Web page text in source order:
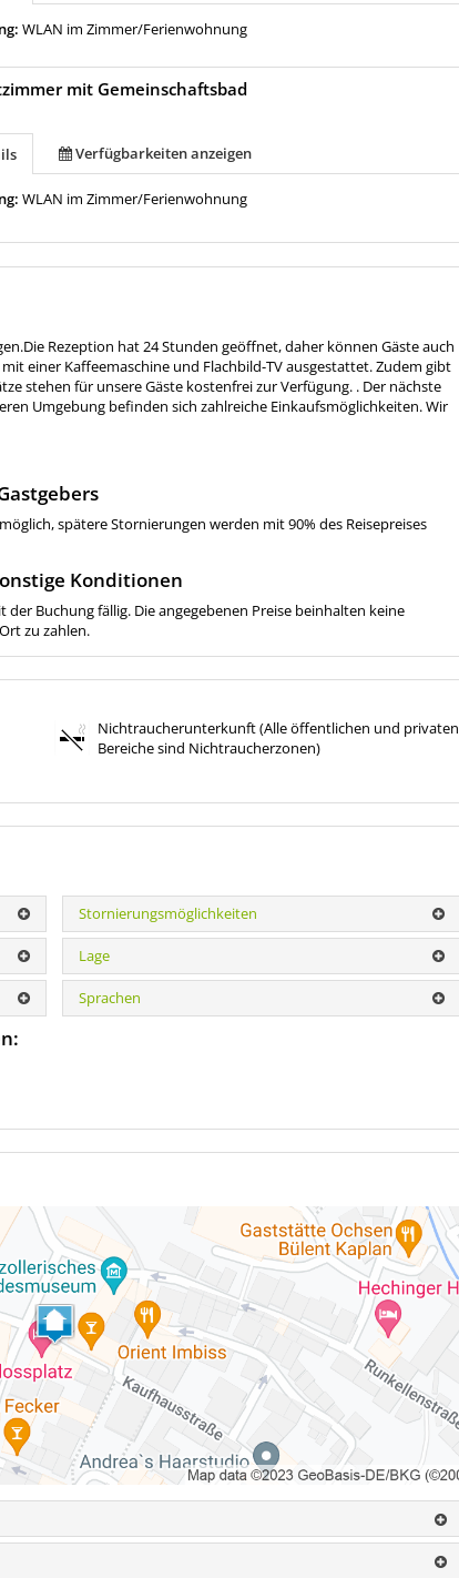
WLAN im Zimmer/Ferienwohnung
mit Gemeinschaftsbad
Verfügbarkeiten anzeigen
WLAN im Zimmer/Ferienwohnung
Rezeption hat 24 Stunden geöffnet, daher können Gäste auch
einer Kaffeemaschine und Flachbild-TV ausgestattet. Zudem gibt
stehen für unsere Gäste kostenfrei zur Verfügung. . Der nächste
Umgebung befinden sich zahlreiche Einkaufsmöglichkeiten. Wir
spätere Stornierungen werden mit 90% des Reisepreises
Konditionen
der Buchung fällig. Die angegebenen Preise beinhalten keine
zu zahlen.
Nichtraucherunterkunft (Alle öffentlichen und privaten
Bereiche sind Nichtraucherzonen)
Stornierungsmöglichkeiten
Lage
Sprachen